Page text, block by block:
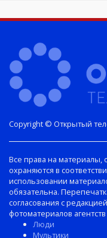
Все права на материалы,
охраняются в
использовании
обязательна.
согласования с
фотоматериалов
Люди
Мультики